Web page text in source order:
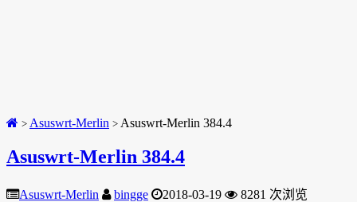
> Asuswrt-Merlin > Asuswrt-Merlin 384.4
Asuswrt-Merlin 384.4
Asuswrt-Merlin bingge 2018-03-19 8281 次浏览